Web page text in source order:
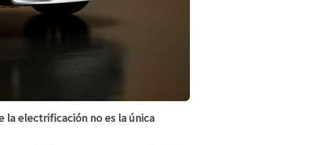
la electrificación no es la única